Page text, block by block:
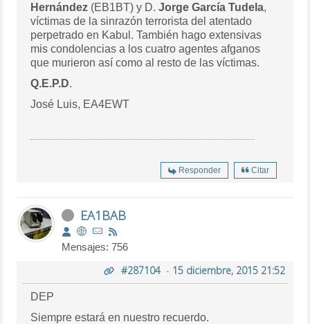
Hernández (EB1BT) y D.Jorge García Tudela,
víctimas de la sinrazón terrorista del atentado
perpetrado en Kabul. También hago extensivas
mis condolencias a los cuatro agentes afganos
que murieron así como al resto de las víctimas.
Q.E.P.D.
José Luis, EA4EWT
Responder Citar
EA1BAB
Mensajes: 756
#287104- 15 diciembre, 2015 21:52
DEP
Siempre estará en nuestro recuerdo.